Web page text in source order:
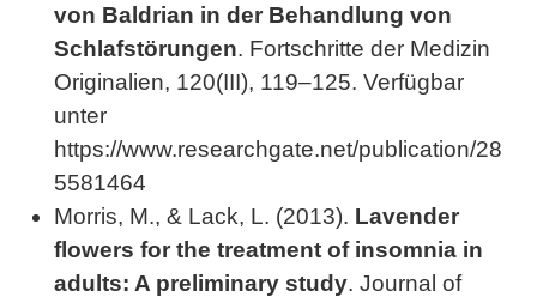
von Baldrian in der Behandlung von
Schlafstörungen. Fortschritte der Medizin
Originalien, 120(III), 119–125. Verfügbar
unter
https://www.researchgate.net/publication/28
5581464
Morris, M., & Lack, L. (2013). Lavender
flowers for the treatment of insomnia in
adults: A preliminary study. Journal of